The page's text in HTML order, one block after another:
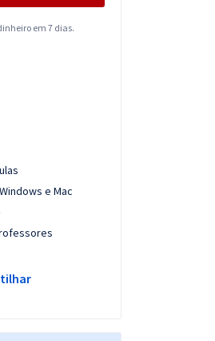
em 7 dias.
e Mac